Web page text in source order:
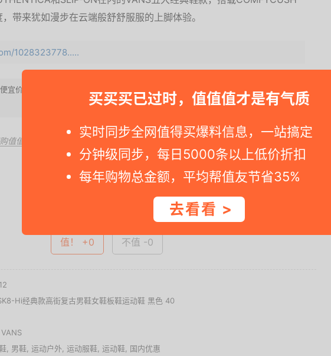
买买买已过时，值值值才是有气质
实时同步全网值得买爆料信息，一站搞定
分钟级同步，每日5000条以上低价折扣
每年购物总金额，平均帮值友节省35%
去看看 >
带来犹如漫步在云端般舒舒服服的上脚体验。
1028323778.....
价会过期, 请马上下订单. 如果您点击京东详情链接看见价格改变，说明活动已过有
值值值App ，第一时间得到内部特价；点此领取隐藏优惠券 ，先领券再下单。
查看完整图文 >
值！ +0 不值 -0
Hi经典款高街复古男鞋女鞋板鞋运动鞋 黑色 40
男鞋 运动户外 运动服鞋 运动鞋 国内优惠